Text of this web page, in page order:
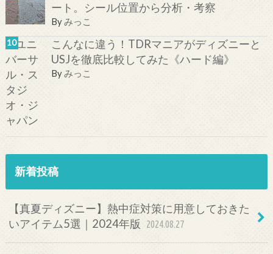
ート。シール位置から分析・考察
Byみっこ
こんなに違う！TDRマニアがディズニーと
USJを徹底比較してみた《ハード編》
Byみっこ
新着投稿
【真夏ディズニー】熱中症対策に用意しておきた
いアイテム5選｜2024年版
2024.08.27